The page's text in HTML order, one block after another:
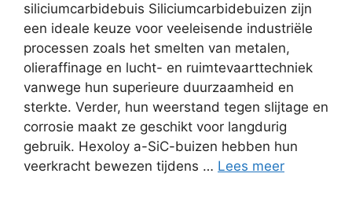
siliciumcarbidebuis Siliciumcarbidebuizen zijn
een ideale keuze voor veeleisende industriële
processen zoals het smelten van metalen,
olieraffinage en lucht- en ruimtevaarttechniek
vanwege hun superieure duurzaamheid en
sterkte. Verder, hun weerstand tegen slijtage en
corrosie maakt ze geschikt voor langdurig
gebruik. Hexoloy a-SiC-buizen hebben hun
veerkracht bewezen tijdens … Lees meer